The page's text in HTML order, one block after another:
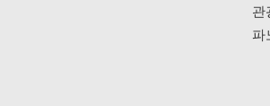
관
파